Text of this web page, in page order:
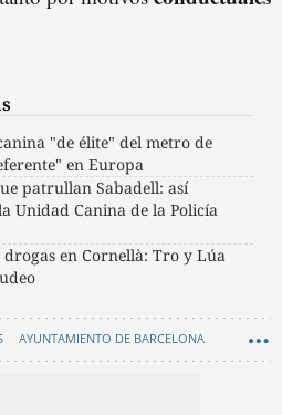
"de élite" del metro de
en Europa
patrullan Sabadell: así
Unidad Canina de la Policía
en Cornellà: Tro y Lúa
AYUNTAMIENTO DE BARCELONA